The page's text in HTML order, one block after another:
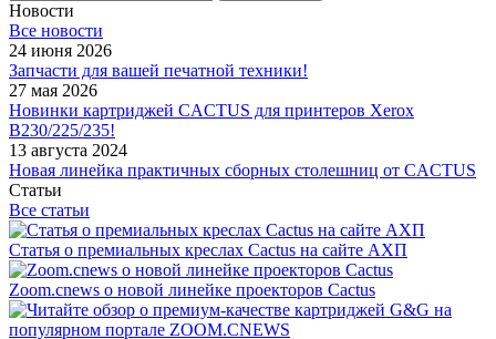
Новости
Все новости
24 июня 2026
Запчасти для вашей печатной техники!
27 мая 2026
Новинки картриджей CACTUS для принтеров Xerox
B230/225/235!
13 августа 2024
Новая линейка практичных сборных столешниц от CACTUS
Статьи
Все статьи
Статья о премиальных креслах Cactus на сайте АХП
Zoom.cnews о новой линейке проекторов Cactus